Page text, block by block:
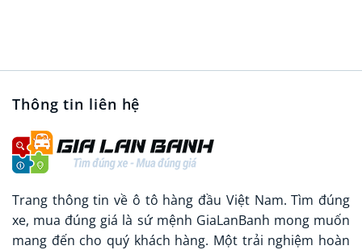
Thông tin liên hệ
Trang thông tin về ô tô hàng đầu Việt Nam. Tìm đúng
xe, mua đúng giá là sứ mệnh GiaLanBanh mong muốn
mang đến cho quý khách hàng. Một trải nghiệm hoàn